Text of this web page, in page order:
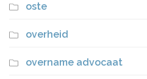
oste
overheid
overname advocaat